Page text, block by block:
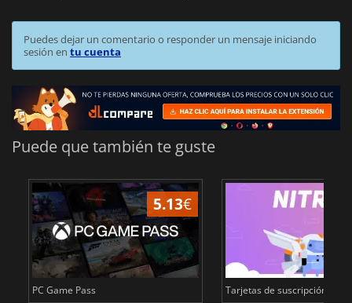
Puedes dejar un comentario o responder un mensaje iniciando
sesión en tu cuenta
Puede que también te guste
5.13€
PC Game Pass Tarjetas de suscripción de